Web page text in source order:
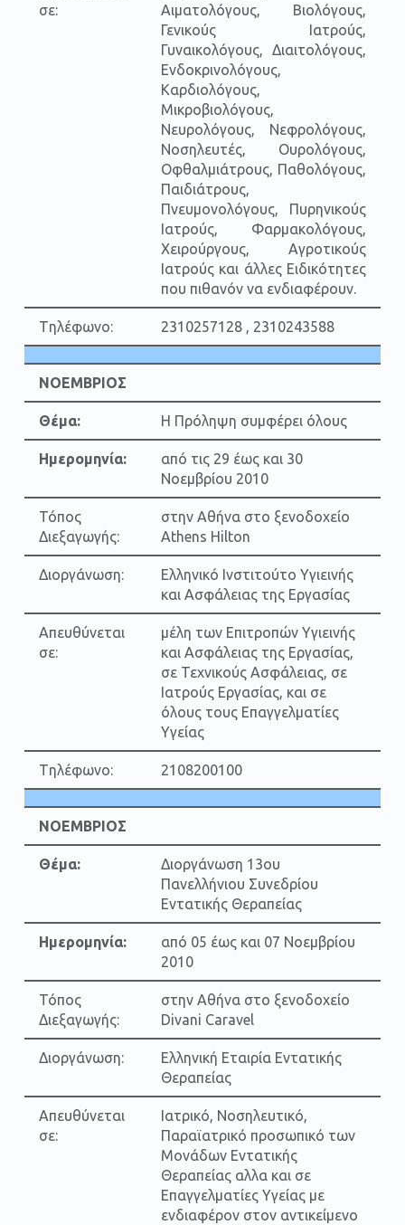
σε:
Αιματολόγους, Βιολόγους,
Γενικούς Ιατρούς,
Γυναικολόγους, Διαιτολόγους,
Ενδοκρινολόγους,
Καρδιολόγους,
Μικροβιολόγους,
Νευρολόγους, Νεφρολόγους,
Νοσηλευτές, Ουρολόγους,
Οφθαλμιάτρους, Παθολόγους,
Παιδιάτρους,
Πνευμονολόγους, Πυρηνικούς
Ιατρούς, Φαρμακολόγους,
Χειρούργους, Αγροτικούς
Ιατρούς και άλλες Ειδικότητες
που πιθανόν να ενδιαφέρουν.
Tηλέφωνο: 2310257128 , 2310243588
ΝΟΕΜΒΡΙΟΣ
Θέμα: Η Πρόληψη συμφέρει όλους
Ημερομηνία:
από τις 29 έως και 30
Νοεμβρίου 2010
Τόπος
Διεξαγωγής:
στην Αθήνα στο ξενοδοχείο
Athens Hilton
Διοργάνωση:
Ελληνικό Ινστιτούτο Υγιεινής
και Ασφάλειας της Εργασίας
Απευθύνεται
σε:
μέλη των Επιτροπών Υγιεινής
και Ασφάλειας της Εργασίας,
σε Τεχνικούς Ασφάλειας, σε
Ιατρούς Εργασίας, και σε
όλους τους Επαγγελματίες
Υγείας
Tηλέφωνο: 2108200100
ΝΟΕΜΒΡΙΟΣ
Θέμα:
Διοργάνωση 13ου
Πανελλήνιου Συνεδρίου
Εντατικής Θεραπείας
Ημερομηνία:
από 05 έως και 07 Νοεμβρίου
2010
Τόπος
Διεξαγωγής:
στην Αθήνα στο ξενοδοχείο
Divani Caravel
Διοργάνωση:
Ελληνική Εταιρία Εντατικής
Θεραπείας
Απευθύνεται
σε:
Ιατρικό, Νοσηλευτικό,
Παραϊατρικό προσωπικό των
Μονάδων Εντατικής
Θεραπείας αλλα και σε
Επαγγελματίες Υγείας με
ενδιαφέρον στον αντικείμενο